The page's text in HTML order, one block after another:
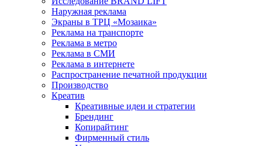
Наружная реклама
Экраны в ТРЦ «Мозаика»
Реклама на транспорте
Реклама в метро
Реклама в СМИ
Реклама в интернете
Распространение печатной продукции
Производство
Креатив
Креативные идеи и стратегии
Брендинг
Копирайтинг
Фирменный стиль